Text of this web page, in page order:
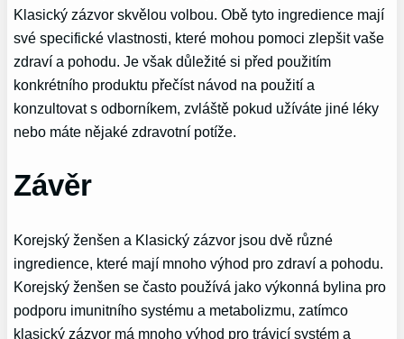
Klasický zázvor skvělou volbou. Obě tyto ingredience mají
své specifické vlastnosti, které mohou pomoci zlepšit vaše
zdraví a pohodu. Je však důležité si před použitím
konkrétního produktu přečíst návod na použití a
konzultovat s odborníkem, zvláště pokud užíváte jiné léky
nebo máte nějaké zdravotní potíže.
Závěr
Korejský ženšen a Klasický zázvor jsou dvě různé
ingredience, které mají mnoho výhod pro zdraví a pohodu.
Korejský ženšen se často používá jako výkonná bylina pro
podporu imunitního systému a metabolizmu, zatímco
klasický zázvor má mnoho výhod pro trávicí systém a